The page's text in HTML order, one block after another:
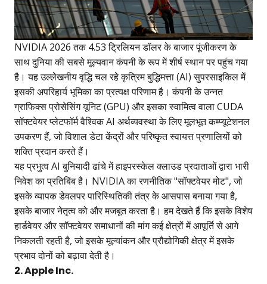
NVIDIA 2026 तक 4.53 ट्रिलियन डॉलर के बाजार पूंजीकरण के
साथ दुनिया की सबसे मूल्यवान कंपनी के रूप में शीर्ष स्थान पर पहुंच गया
है। यह उल्लेखनीय वृद्धि चल रहे कृत्रिम बुद्धिमत्ता (AI) सुपरसाइकिल में
इसकी अपरिहार्य भूमिका का प्रत्यक्ष परिणाम है। कंपनी के उन्नत
ग्राफिक्स प्रोसेसिंग यूनिट (GPU) और इसका स्वामित्व वाला CUDA
सॉफ्टवेयर प्लेटफॉर्म वैश्विक AI अर्थव्यवस्था के लिए मूलभूत कम्प्यूटेशनल
उपकरण हैं, जो विशाल डेटा केंद्रों और परिष्कृत स्वायत्त प्रणालियों को
शक्ति प्रदान करते हैं।
यह प्रभुत्व AI बुनियादी ढांचे में हाइपरस्केल क्लाउड प्रदाताओं द्वारा भारी
निवेश का प्रतिबिंब है। NVIDIA का रणनीतिक "सॉफ्टवेयर मोट", जो
इसके व्यापक डेवलपर पारिस्थितिकी तंत्र के आसपास बनाया गया है,
इसके बाजार नेतृत्व को और मजबूत करता है। हम देखते हैं कि इसके विशेष
हार्डवेयर और सॉफ्टवेयर समाधानों की मांग कई क्षेत्रों में आपूर्ति से आगे
निकलती रहती है, जो इसके मूल्यांकन और प्रौद्योगिकी क्षेत्र में इसके
प्रभाव दोनों को बढ़ावा देती है।
2. Apple Inc.